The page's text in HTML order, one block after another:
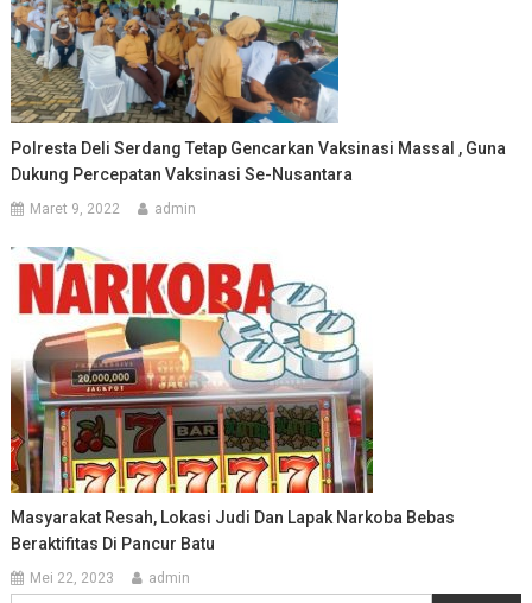
Polresta Deli Serdang Tetap Gencarkan Vaksinasi Massal , Guna
Dukung Percepatan Vaksinasi Se-Nusantara
Maret 9, 2022 admin
Masyarakat Resah, Lokasi Judi Dan Lapak Narkoba Bebas
Beraktifitas Di Pancur Batu
Mei 22, 2023 admin